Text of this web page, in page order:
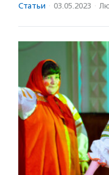
Статьи · 03.05.2023 ·